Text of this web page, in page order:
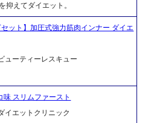
抑えてダイエット。
セット】加圧式強力筋肉インナー ダイエ
ューティーレスキュー
味 スリムファースト
イエットクリニック